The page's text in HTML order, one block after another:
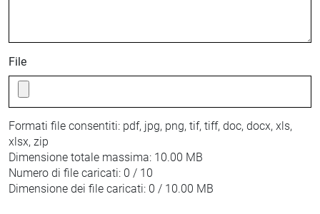
File
Formati file consentiti: pdf, jpg, png, tif, tiff, doc, docx, xls,
xlsx, zip
Dimensione totale massima: 10.00 MB
Numero di file caricati: 0 / 10
Dimensione dei file caricati: 0 / 10.00 MB